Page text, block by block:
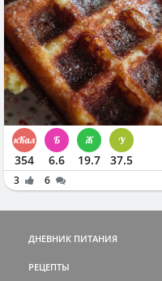
354 6.6 19.7 37.5
3 6
ДНЕВНИК ПИТАНИЯ
РЕЦЕПТЫ